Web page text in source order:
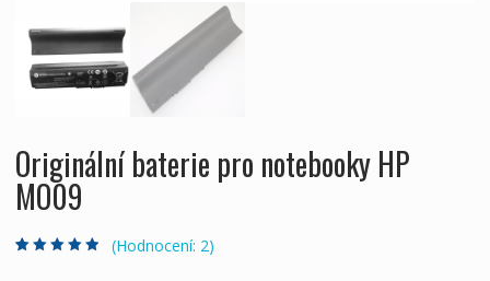
Originální baterie pro notebooky HP
MO09
(Hodnocení: 2)